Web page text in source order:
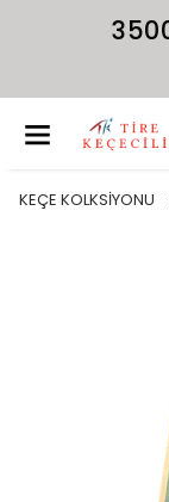
KEÇE KOLKSİYONU